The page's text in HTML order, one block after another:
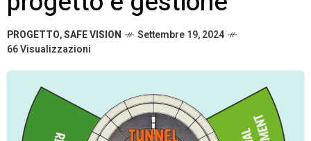
PROGETTO,SAFE VISION
Settembre 19, 2024
66 Visualizzazioni